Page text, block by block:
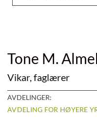
Tone M.
Vikar, faglærer
AVDELINGER:
AVDELING FOR HØYERE